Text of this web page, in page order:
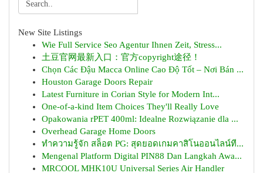
New Site Listings
Wie Full Service Seo Agentur Ihnen Zeit, Stress...
土豆官网最新入口：官方copyright途径！
Chọn Các Đậu Macca Online Cao Độ Tốt – Nơi Bán ...
Houston Garage Doors Repair
Latest Furniture in Corian Style for Modern Int...
One-of-a-kind Item Choices They'll Really Love
Opakowania rPET 400ml: Idealne Rozwiązanie dla ...
Overhead Garage Home Doors
ทำความรู้จัก สล็อต PG: สุดยอดเกมคาสิโนออนไลน์ที...
Mengenal Platform Digital PIN88 Dan Langkah Awa...
MRCOOL MHK10U Universal Series Air Handler